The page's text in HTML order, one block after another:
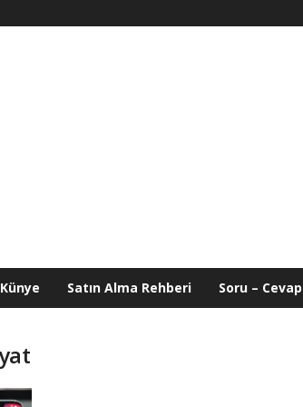
Künye Satın Alma Rehberi Soru – Cevap